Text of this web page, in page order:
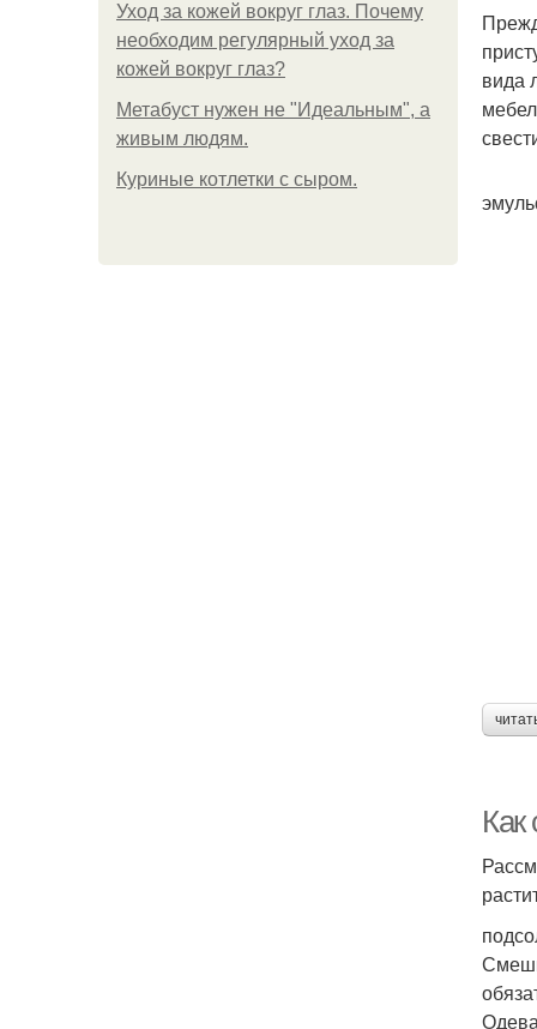
Уход за кожей вокруг глаз. Почему
необходим регулярный уход за
кожей вокруг глаз?
Метабуст нужен не "Идеальным", а
живым людям.
Куриные котлетки с сыром.
вида
Как